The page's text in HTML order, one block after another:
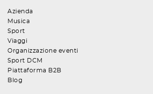
Azienda
Musica
Sport
Viaggi
Organizzazione eventi
Sport DCM
Piattaforma B2B
Blog